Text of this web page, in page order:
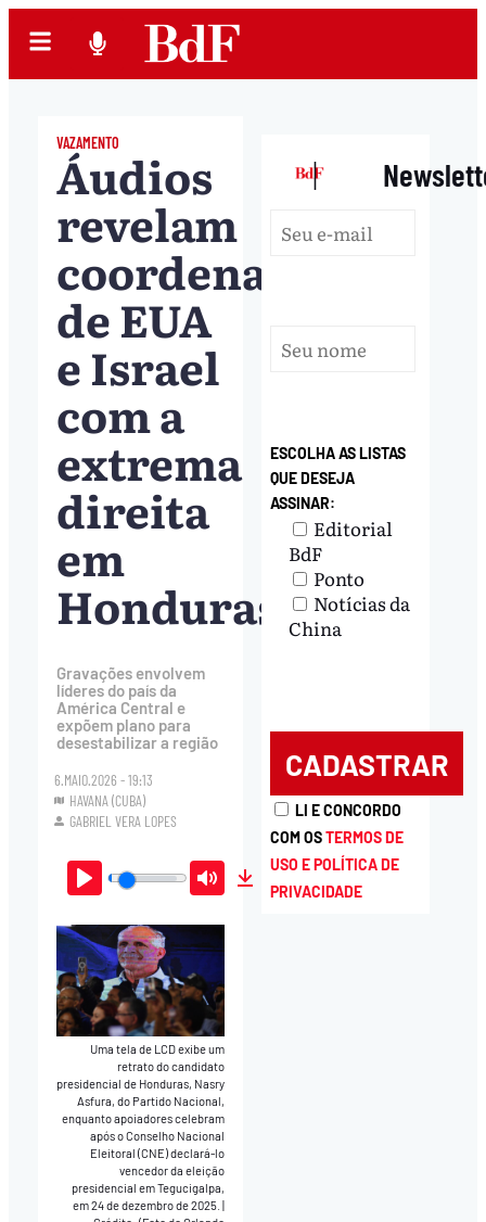
VAZAMENTO
Áudios
revelam
coordenação
de EUA
e Israel
com a
extrema
direita
em
Honduras
Gravações envolvem
líderes do país da
América Central e
expõem plano para
desestabilizar a região
6.MAIO.2026 - 19:13
HAVANA (CUBA)
GABRIEL VERA LOPES
Play Mute Download
Uma tela de LCD exibe um
retrato do candidato
presidencial de Honduras, Nasry
Asfura, do Partido Nacional,
enquanto apoiadores celebram
após o Conselho Nacional
Eleitoral (CNE) declará-lo
vencedor da eleição
presidencial em Tegucigalpa,
em 24 de dezembro de 2025.
|
ESCOLHA AS LISTAS
QUE DESEJA
ASSINAR:
Editorial
BdF
Ponto
Notícias da
China
LI E CONCORDO
COM OSTERMOS DE
USO E POLÍTICA DE
PRIVACIDADE